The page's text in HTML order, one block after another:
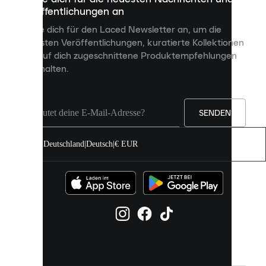
Veröffentlichungen an
Melde dich für den Laced Newsletter an, um die
neuesten Veröffentlichungen, kuratierte Kollektionen
und auf dich zugeschnittene Produktempfehlungen
zu erhalten.
SENDEN
Deutschland Deutsch € EUR
Inhalte
anzuzeigen
deine